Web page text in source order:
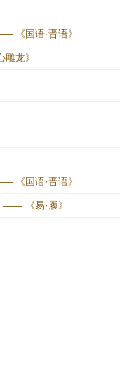
《国语·晋语》
龙》
《国语·晋语》
—— 《易·履》